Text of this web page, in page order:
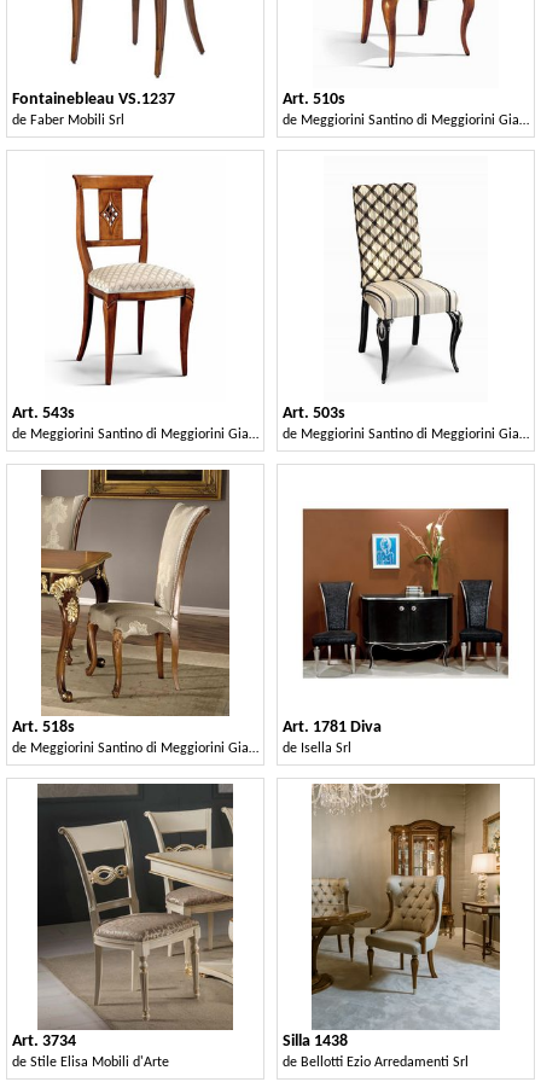
Fontainebleau VS.1237
de Faber Mobili Srl
Art. 510s
de Meggiorini Santino di Meggiorini Giampietro e C. Snc
Art. 543s
de Meggiorini Santino di Meggiorini Giampietro e C. Snc
Art. 503s
de Meggiorini Santino di Meggiorini Giampietro e C. Snc
Art. 518s
de Meggiorini Santino di Meggiorini Giampietro e C. Snc
Art. 1781 Diva
de Isella Srl
Art. 3734
de Stile Elisa Mobili d'Arte
Silla 1438
de Bellotti Ezio Arredamenti Srl